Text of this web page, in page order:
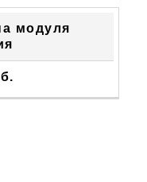
модуля